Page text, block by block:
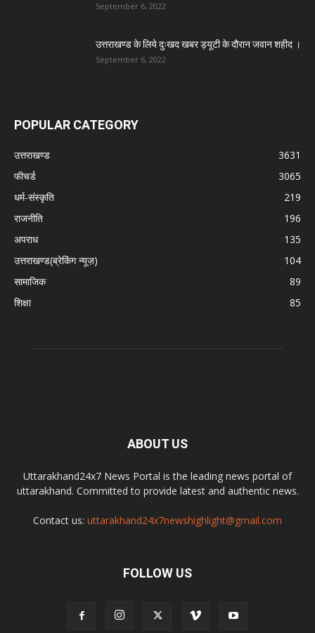
September 6, 2022
उत्तराखण्ड के लिये दुःखद खबर ड्यूटी के दौरान जवान शहीद ।
September 6, 2022
POPULAR CATEGORY
उत्तराखण्ड
3631
फीचर्ड
3065
धर्म-संस्कृति
219
राजनीति
196
अपराध
135
उत्तराखण्ड(ब्रेकिंग न्यूज़)
104
सामाजिक
89
शिक्षा
85
ABOUT US
Uttarakhand24x7 News Portal is the leading news portal of
uttarakhand. Committed to provide latest and authentic news.
Contact us: uttarakhand24x7newshighlight@gmail.com
FOLLOW US